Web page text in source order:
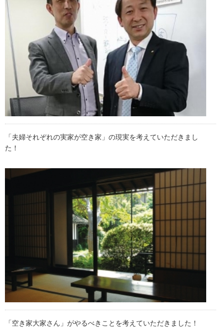
「夫婦それぞれの実家が空き家」の現実を考えていただきまし
た！
「空き家大家さん」がやるべきことを考えていただきました！